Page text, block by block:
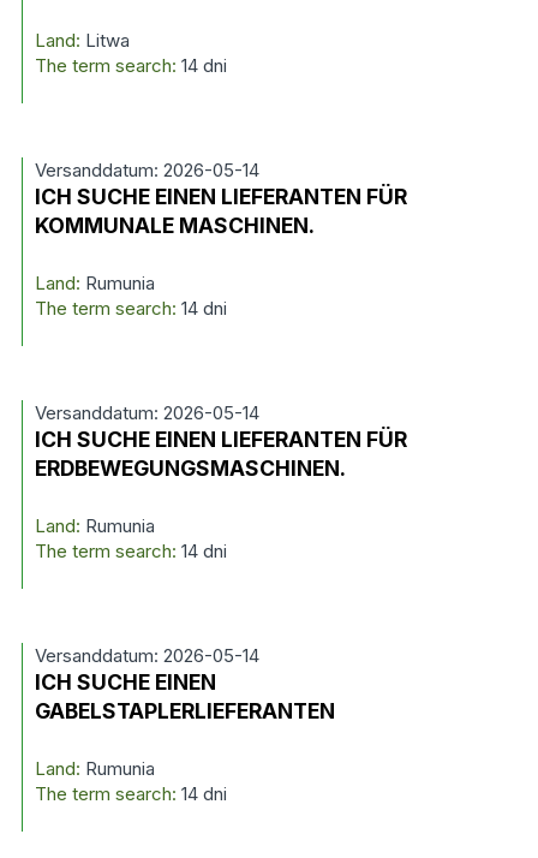
Land: Litwa
The term search: 14 dni
Versanddatum: 2026-05-14
ICH SUCHE EINEN LIEFERANTEN FÜR
KOMMUNALE MASCHINEN.
Land: Rumunia
The term search: 14 dni
Versanddatum: 2026-05-14
ICH SUCHE EINEN LIEFERANTEN FÜR
ERDBEWEGUNGSMASCHINEN.
Land: Rumunia
The term search: 14 dni
Versanddatum: 2026-05-14
ICH SUCHE EINEN
GABELSTAPLERLIEFERANTEN
Land: Rumunia
The term search: 14 dni